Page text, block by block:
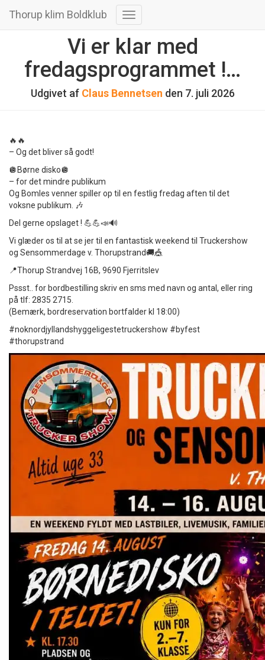
Thorup klim Boldklub
Skift
navigation
Vi er klar med
fredagsprogrammet !…
Udgivet af Claus Bennetsen den 7. juli 2026
🔥🔥
– Og det bliver så godt!
🪩Børne disko🪩
– for det mindre publikum
Og Bomles venner spiller op til en festlig fredag aften til det
voksne publikum. 🎶
Del gerne opslaget ! 💪💪📣🔊
Vi glæder os til at se jer til en fantastisk weekend til Truckershow
og Sensommerdage v. Thorupstrand🚚🎪
📍Thorup Strandvej 16B, 9690 Fjerritslev
Pssst.. for bordbestilling skriv en sms med navn og antal, eller ring
på tlf: 2835 2715.
(Bemærk, bordreservation bortfalder kl 18:00)
#noknordjyllandshyggeligestetruckershow #byfest
#thorupstrand